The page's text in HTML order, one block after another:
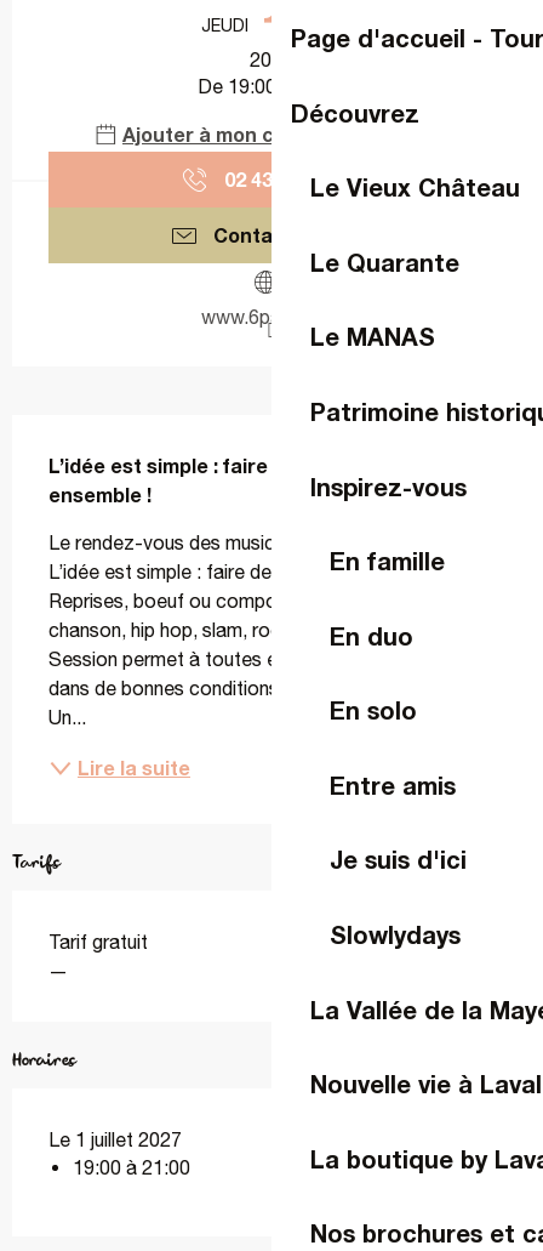
Page d'accueil -
Découvrez
Le Vieux Château
Le Quarante
Le MANAS
Patrimoine
Inspirez-vous
En famille
En duo
En solo
Entre amis
Je suis d'ici
Slowlydays
La Vallée de la
Nouvelle vie à Laval
La boutique by
Nos brochures et
JEUDI 1 JUILLET
2027
De 19:00 à 21:00
Ajouter à mon calendrier Google
02 43 59 77▒▒
Contactez-nous
www.6par4.com
L’idée est simple : faire de la musique
ensemble !
Le rendez-vous des musiciens et musiciennes
L’idée est simple : faire de la musique ensemble !
Reprises, boeuf ou compositions originales ;
chanson, hip hop, slam, rock, électro… La Jam
Session permet à toutes et à tous de jouer en live
dans de bonnes conditions techniques, et en public !
Un...
Lire la suite
Tarifs
Tarif gratuit
—
Horaires
Le 1 juillet 2027
19:00 à 21:00